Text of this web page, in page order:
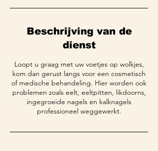
Beschrijving van de
dienst
Loopt u graag met uw voetjes op wolkjes,
kom dan gerust langs voor een cosmetisch
of medische behandeling. Hier worden ook
problemen zoals eelt, eeltpitten, likdoorns,
ingegroeide nagels en kalknagels
professioneel weggewerkt.